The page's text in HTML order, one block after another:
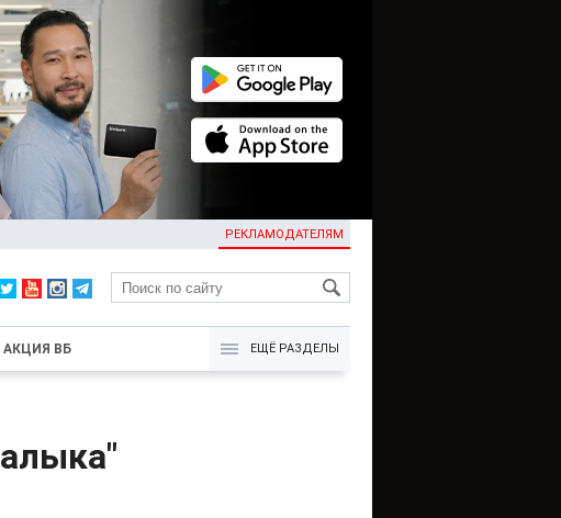
РЕКЛАМОДАТЕЛЯМ
KG
АКЦИЯ ВБ ЕЩЁ РАЗДЕЛЫ